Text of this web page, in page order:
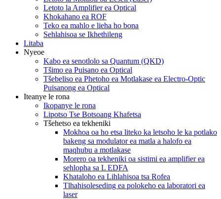
Letoto la Amplifier ea Optical
Khokahano ea ROF
Teko ea mahlo e lieha ho bona
Sehlahisoa se Ikhethileng
Litaba
Nyeoe
Kabo ea senotlolo sa Quantum (QKD)
Tšimo ea Puisano ea Optical
Tšebeliso ea Phetoho ea Motlakase ea Electro-Optic
Puisanong ea Optical
Iteanye le rona
Ikopanye le rona
Lipotso Tse Botsoang Khafetsa
Tšehetso ea tekheniki
Mokhoa oa ho etsa liteko ka letsoho le ka potlako
bakeng sa modulator ea matla a halofo ea
maqhubu a motlakase
Morero oa tekheniki oa sistimi ea amplifier ea
sehlopha sa L EDFA
Khataloho ea Lihlahisoa tsa Rofea
Tlhahisoleseding ea polokeho ea laboratori ea
laser